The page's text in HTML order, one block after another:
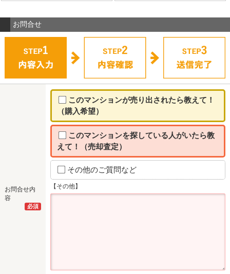
お問合せ
お問合せ内
容
必須
このマンションが売り出されたら教えて！
（購入希望）
このマンションを探している人がいたら教
えて！（売却査定）
その他のご質問など
【その他】